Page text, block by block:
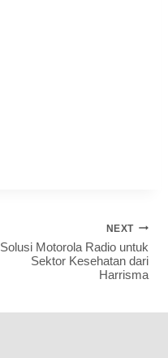
NEXT
Solusi Motorola Radio untuk
Sektor Kesehatan dari
Harrisma